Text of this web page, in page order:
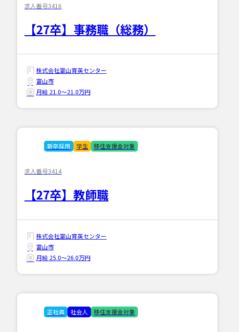
求人番号3416
【27卒】事務職（総務）
株式会社富山育英センター
富山市
月給 21.0〜21.0万円
新卒採用 学生 移住支援金対象
求人番号3414
【27卒】教師職
株式会社富山育英センター
富山市
月給 25.0〜26.0万円
正社員 社会人 移住支援金対象